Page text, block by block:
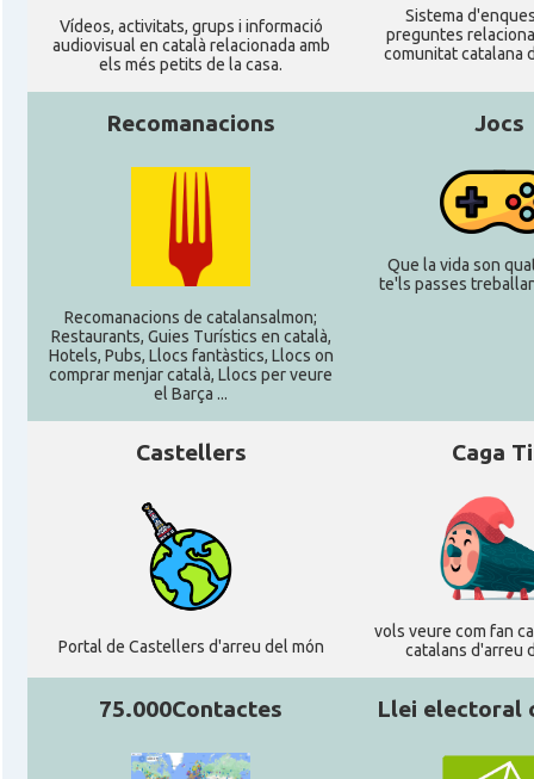
CAMON Catalans a MÜNCHEN
CAMON Catalans a NURNBERG
Catalans a OLDENBURG
Catalans a ROSTOCK
CAMON Catalans a Stuttgart
CAMON CATALANS A TÜBINGEN
Associació Catalana d'Essen E.V. /
Verein Essen E.V.
Associació Catalana d'Hamburg "El
Casal Català de Frankfurt
Casal Català de Stuttgart, Stuttcat
Ví­deos, activitats, grups i informació
audiovisual en català relacionada amb
els més petits de la casa.
Sistema
preguntes
comunitat catalana
Recomanacions
Recomanacions de catalansalmon;
Restaurants, Guies Turístics en català,
Hotels, Pubs, Llocs fantàstics, Llocs on
comprar menjar català, Llocs per veure
el Barça ...
Jocs
Que la vida son
te'ls passes
Castellers
Portal de Castellers d'arreu del món
Caga
vols veure com fan
catalans d'arreu
75.000Contactes Llei electoral